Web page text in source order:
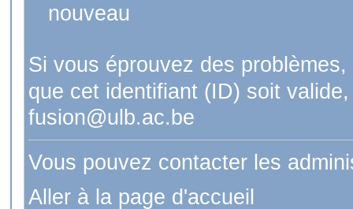
nouveau
Si vous éprouvez des
que cet identifiant (ID) soit
fusion@ulb.ac.be
Vous pouvez contacter les
Aller à la page d'accueil